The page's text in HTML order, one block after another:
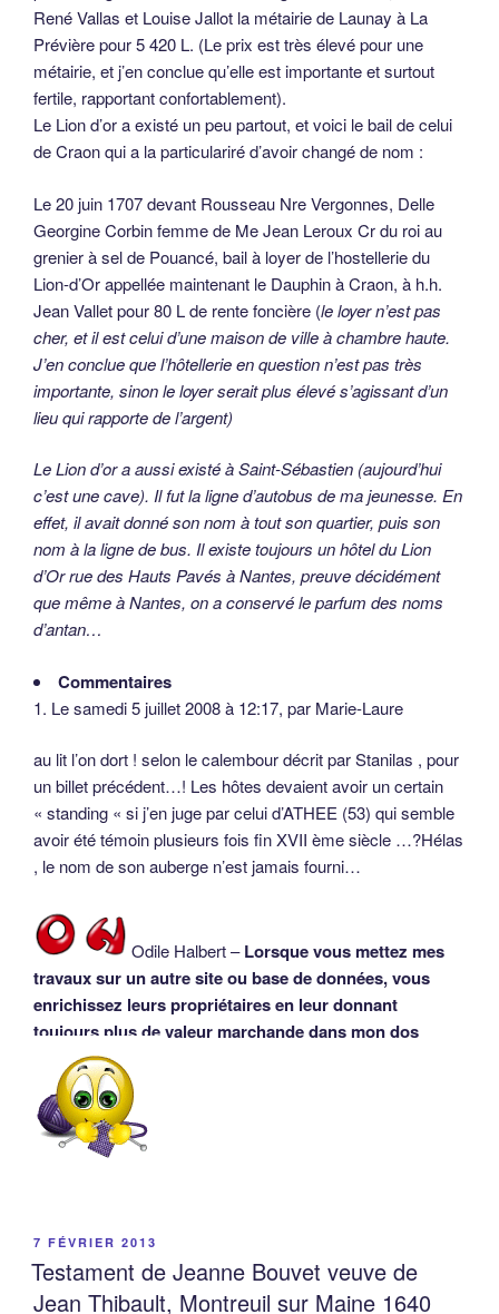
René Vallas et Louise Jallot la métairie de Launay à La
Prévière pour 5 420 L. (Le prix est très élevé pour une
métairie, et j’en conclue qu’elle est importante et surtout
fertile, rapportant confortablement).
Le Lion d’or a existé un peu partout, et voici le bail de celui
de Craon qui a la particulariré d’avoir changé de nom :
Le 20 juin 1707 devant Rousseau Nre Vergonnes, Delle
Georgine Corbin femme de Me Jean Leroux Cr du roi au
grenier à sel de Pouancé, bail à loyer de l’hostellerie du
Lion-d’Or appellée maintenant le Dauphin à Craon, à h.h.
Jean Vallet pour 80 L de rente foncière (le loyer n’est pas
cher, et il est celui d’une maison de ville à chambre haute.
J’en conclue que l’hôtellerie en question n’est pas très
importante, sinon le loyer serait plus élevé s’agissant d’un
lieu qui rapporte de l’argent)
Le Lion d’or a aussi existé à Saint-Sébastien (aujourd’hui
c’est une cave). Il fut la ligne d’autobus de ma jeunesse. En
effet, il avait donné son nom à tout son quartier, puis son
nom à la ligne de bus. Il existe toujours un hôtel du Lion
d’Or rue des Hauts Pavés à Nantes, preuve décidément
que même à Nantes, on a conservé le parfum des noms
d’antan…
Commentaires
1. Le samedi 5 juillet 2008 à 12:17, par Marie-Laure
au lit l’on dort ! selon le calembour décrit par Stanilas , pour
un billet précédent…! Les hôtes devaient avoir un certain
« standing « si j’en juge par celui d’ATHEE (53) qui semble
avoir été témoin plusieurs fois fin XVII ème siècle …?Hélas
, le nom de son auberge n’est jamais fourni…
Odile Halbert –Lorsque vous mettez mes
travaux sur un autre site ou base de données, vous
enrichissez leurs propriétaires en leur donnant
toujours plus de valeur marchande dans mon dos
PUBLIÉ
LE
7 FÉVRIER 2013
Testament de Jeanne Bouvet veuve de
Jean Thibault, Montreuil sur Maine 1640